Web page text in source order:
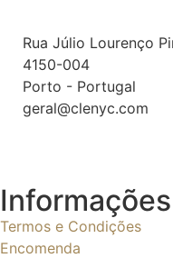
Rua Júlio Lourenço
4150-004
Porto - Portugal
geral@clenyc.com
Informações
Termos e Condições
Encomenda